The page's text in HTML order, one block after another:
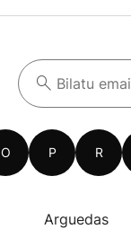
O P R
Arguedas